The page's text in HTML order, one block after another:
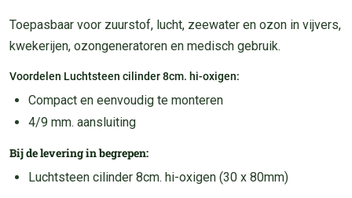
Toepasbaar voor zuurstof, lucht, zeewater en ozon in vijvers,
kwekerijen, ozongeneratoren en medisch gebruik.
Voordelen Luchtsteen cilinder 8cm. hi-oxigen:
Compact en eenvoudig te monteren
4/9 mm. aansluiting
Bij de levering in begrepen:
Luchtsteen cilinder 8cm. hi-oxigen (30 x 80mm)